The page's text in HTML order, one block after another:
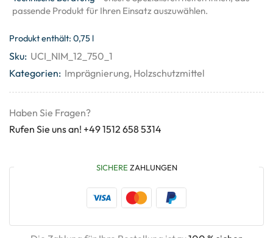
passende Produkt für Ihren Einsatz auszuwählen.
Produkt enthält: 0,75 l
Sku: UCI_NIM_12_750_1
Kategorien: Imprägnierung, Holzschutzmittel
Haben Sie Fragen?
Rufen Sie uns an! +49 1512 658 5314
SICHERE ZAHLUNGEN